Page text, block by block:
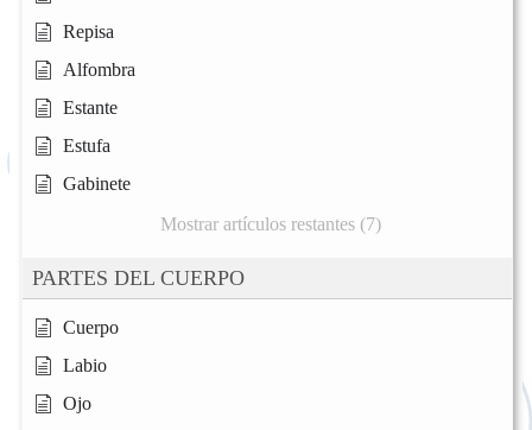
Repisa
Alfombra
Estante
Estufa
Gabinete
Mostrar artículos restantes (7)
PARTES DEL CUERPO
Cuerpo
Labio
Ojo